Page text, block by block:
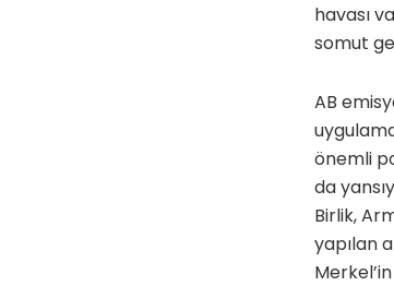
havası
somut
AB
önemli
da
Birlik,
yapılan